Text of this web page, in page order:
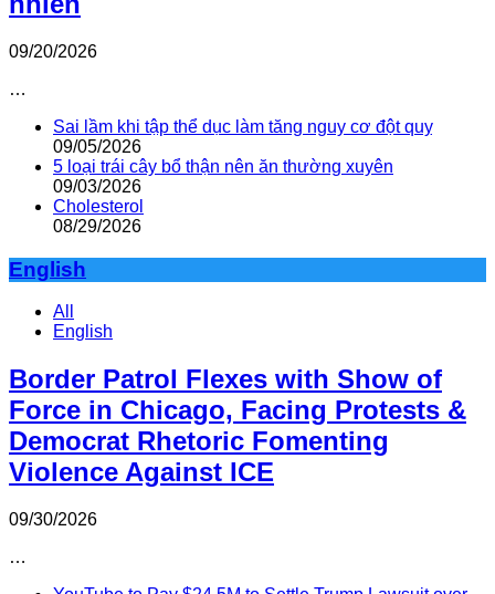
09/20/2026
…
Sai lầm khi tập thể dục làm tăng nguy cơ đột quỵ
09/05/2026
5 loại trái cây bổ thận nên ăn thường xuyên
09/03/2026
Cholesterol
08/29/2026
English
All
English
Border Patrol Flexes with Show of
Force in Chicago, Facing Protests &
Democrat Rhetoric Fomenting
Violence Against ICE
09/30/2026
…